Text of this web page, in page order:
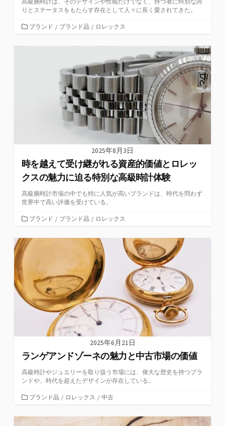
りとステータスをもたらす存在として人々に長く愛されてきた。
カブランド / ブランド品 / ロレックス
2025年8月3日
時を越えて受け継がれる資産的価値とロレッ
クスの魅力に迫る特別な高級時計体験
高級腕時計市場の中でも特に人気が高いブランドは、時代を問わず
世界中で高い評価を受けている。
カ
ゴ
リ
ブランド / ブランド品 / ロレックス
2025年6月21日
ランゲアンドゾーネの魅力と中古市場の価値
高級時計やジュエリーを取り扱う市場には、偉大な歴史を持つブラ
ンドや、時代を超えたデザインが存在している。
カ
ゴ
ブランド品 / ロレックス / 中古